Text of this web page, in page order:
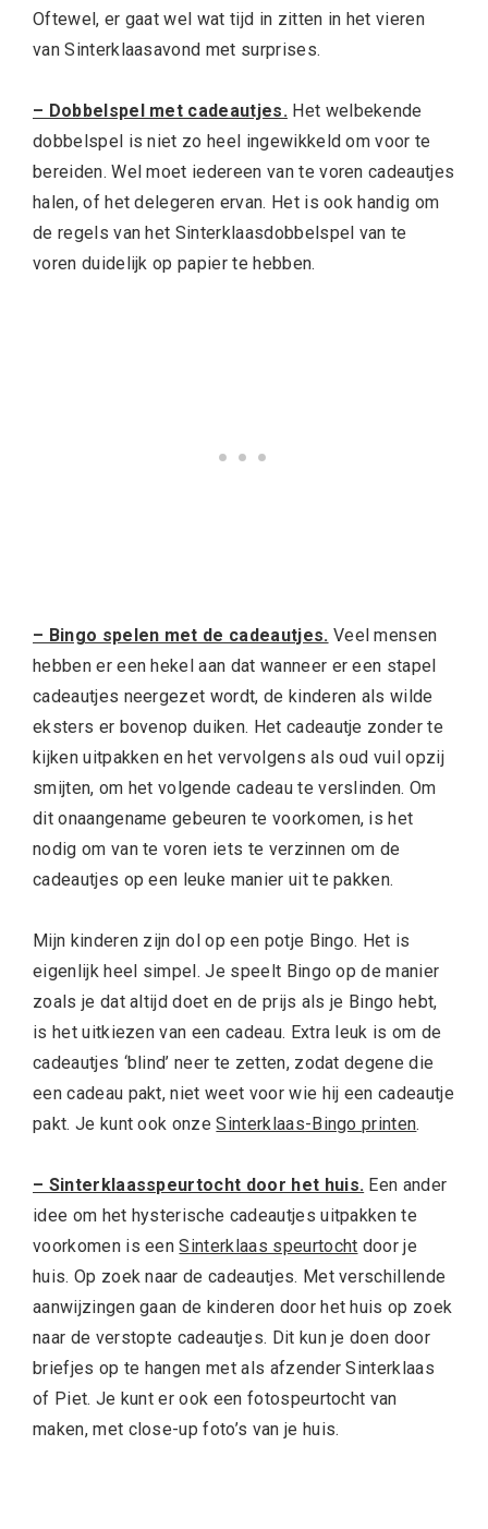
Oftewel, er gaat wel wat tijd in zitten in het vieren
van Sinterklaasavond met surprises.
– Dobbelspel met cadeautjes. Het welbekende
dobbelspel is niet zo heel ingewikkeld om voor te
bereiden. Wel moet iedereen van te voren cadeautjes
halen, of het delegeren ervan. Het is ook handig om
de regels van het Sinterklaasdobbelspel van te
voren duidelijk op papier te hebben.
– Bingo spelen met de cadeautjes. Veel mensen
hebben er een hekel aan dat wanneer er een stapel
cadeautjes neergezet wordt, de kinderen als wilde
eksters er bovenop duiken. Het cadeautje zonder te
kijken uitpakken en het vervolgens als oud vuil opzij
smijten, om het volgende cadeau te verslinden. Om
dit onaangename gebeuren te voorkomen, is het
nodig om van te voren iets te verzinnen om de
cadeautjes op een leuke manier uit te pakken.
Mijn kinderen zijn dol op een potje Bingo. Het is
eigenlijk heel simpel. Je speelt Bingo op de manier
zoals je dat altijd doet en de prijs als je Bingo hebt,
is het uitkiezen van een cadeau. Extra leuk is om de
cadeautjes ‘blind’ neer te zetten, zodat degene die
een cadeau pakt, niet weet voor wie hij een cadeautje
pakt. Je kunt ook onzeSinterklaas-Bingo printen.
– Sinterklaasspeurtocht door het huis. Een ander
idee om het hysterische cadeautjes uitpakken te
voorkomen is eenSinterklaas speurtocht door je
huis. Op zoek naar de cadeautjes. Met verschillende
aanwijzingen gaan de kinderen door het huis op zoek
naar de verstopte cadeautjes. Dit kun je doen door
briefjes op te hangen met als afzender Sinterklaas
of Piet. Je kunt er ook een fotospeurtocht van
maken, met close-up foto’s van je huis.